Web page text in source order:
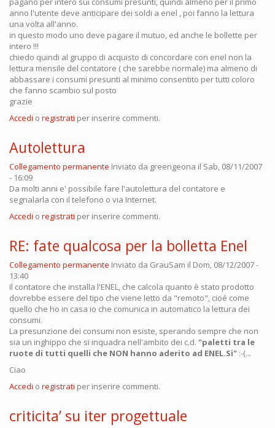
anno l'utente deve anticipare dei soldi a enel , poi fanno la lettura
una volta all'anno.
in questo modo uno deve pagare il mutuo, ed anche le bollette per
intero !!!
chiedo quindi al gruppo di acquisto di concordare con enel non la
lettura mensile del contatore ( che sarebbe normale) ma almeno di
abbassare i consumi presunti al minimo consentito per tutti coloro
che fanno scambio sul posto
grazie
Accedi o registrati per inserire commenti.
Autolettura
Collegamento permanente Inviato da greengeona il Sab, 08/11/2007
- 16:09
Da molti anni e' possibile fare l'autolettura del contatore e
segnalarla con il telefono o via Internet.
Accedi o registrati per inserire commenti.
RE: fate qualcosa per la bolletta Enel
Collegamento permanente Inviato da GrauSam il Dom, 08/12/2007 -
13:40
Il contatore che installa l'ENEL, che calcola quanto è stato prodotto
dovrebbe essere del tipo che viene letto da "remoto", cioé come
quello che ho in casa io che comunica in automatico la lettura dei
consumi.
La presunzione dei consumi non esiste, sperando sempre che non
sia un inghippo che si inquadra nell'ambito dei c.d. "paletti tra le
ruote di tutti quelli che NON hanno aderito ad ENEL.Si" :-(...
Ciao
Accedi o registrati per inserire commenti.
criticita’ su iter progettuale